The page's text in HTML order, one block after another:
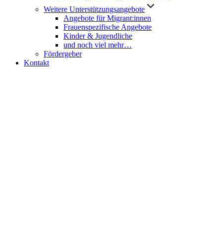
Weitere Unterstützungsangebote
Angebote für Migrant:innen
Frauenspezifische Angebote
Kinder & Jugendliche
und noch viel mehr…
Fördergeber
Kontakt